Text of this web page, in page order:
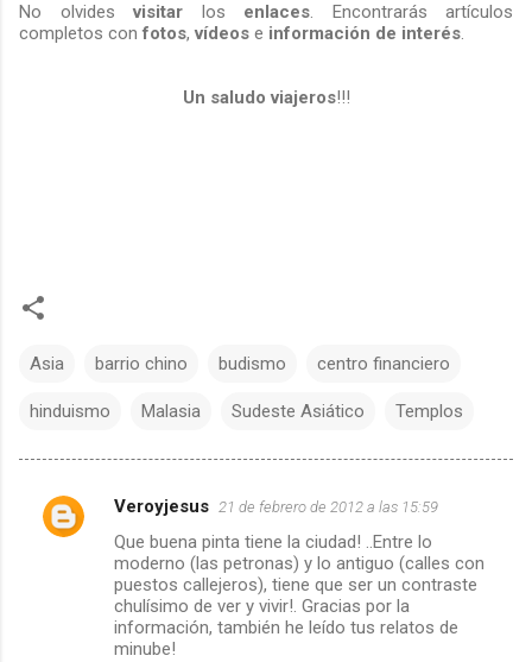
No olvidesvisitar los enlaces. Encontrarás artículos
completos confotos,vídeos e información de interés.
Un saludo viajeros!!!
Asia barrio chino budismo centro financiero
hinduismo Malasia Sudeste Asiático Templos
C
Veroyjesus 21 de febrero de 2012 a las 15:59
Que buena pinta tiene la ciudad! ..Entre lo
moderno (las petronas) y lo antiguo (calles con
puestos callejeros), tiene que ser un contraste
chulísimo de ver y vivir!. Gracias por la
información, también he leído tus relatos de
minube!